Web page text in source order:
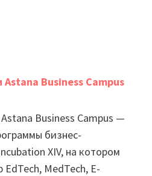
Astana Business Campus
Astana Business Campus —
бизнес-
XIV, на котором
EdTech, MedTech, E-